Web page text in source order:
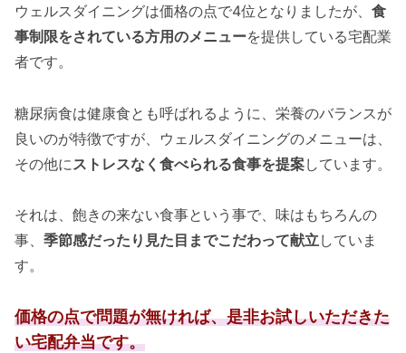
ウェルスダイニングは価格の点で4位となりましたが、 食
事制限をされている方用のメニューを提供している宅配業
者です。
糖尿病食は健康食とも呼ばれるように、栄養のバランスが
良いのが特徴ですが、ウェルスダイニングのメニューは、
その他に ストレスなく食べられる食事を提案しています。
それは、飽きの来ない食事という事で、味はもちろんの
事、 季節感だったり見た目までこだわって献立していま
す。
価格の点で問題が無ければ、是非お試しいただきた
い宅配弁当です。